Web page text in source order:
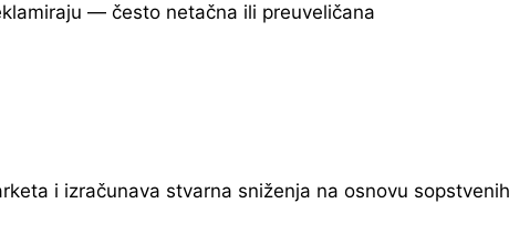
— često netačna ili preuveličana
i izračunava stvarna sniženja na osnovu